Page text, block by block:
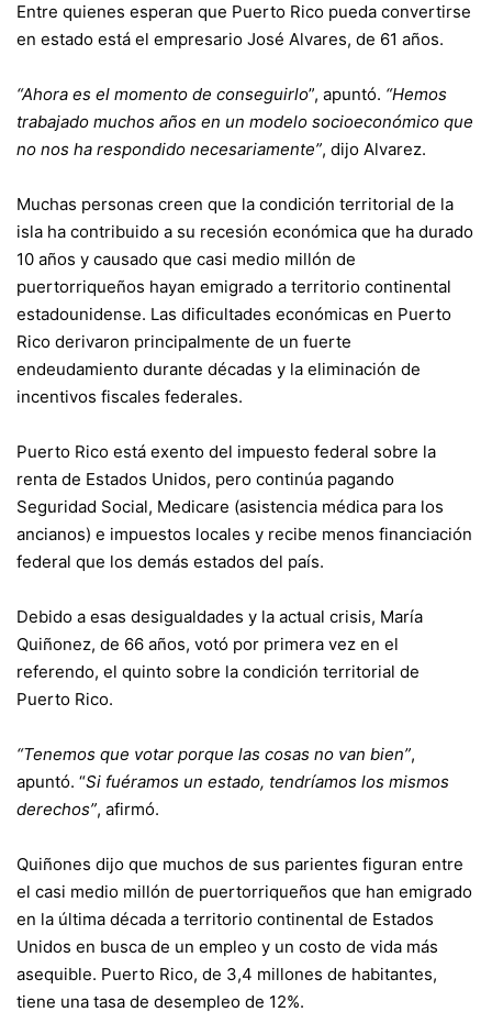
Entre quienes esperan que Puerto Rico pueda convertirse
en estado está el empresario José Alvares, de 61 años.
“Ahora es el momento de conseguirlo”, apuntó. “Hemos
trabajado muchos años en un modelo socioeconómico que
no nos ha respondido necesariamente”, dijo Alvarez.
Muchas personas creen que la condición territorial de la
isla ha contribuido a su recesión económica que ha durado
10 años y causado que casi medio millón de
puertorriqueños hayan emigrado a territorio continental
estadounidense. Las dificultades económicas en Puerto
Rico derivaron principalmente de un fuerte
endeudamiento durante décadas y la eliminación de
incentivos fiscales federales.
Puerto Rico está exento del impuesto federal sobre la
renta de Estados Unidos, pero continúa pagando
Seguridad Social, Medicare (asistencia médica para los
ancianos) e impuestos locales y recibe menos financiación
federal que los demás estados del país.
Debido a esas desigualdades y la actual crisis, María
Quiñonez, de 66 años, votó por primera vez en el
referendo, el quinto sobre la condición territorial de
Puerto Rico.
“Tenemos que votar porque las cosas no van bien”,
apuntó. “Si fuéramos un estado, tendríamos los mismos
derechos”, afirmó.
Quiñones dijo que muchos de sus parientes figuran entre
el casi medio millón de puertorriqueños que han emigrado
en la última década a territorio continental de Estados
Unidos en busca de un empleo y un costo de vida más
asequible. Puerto Rico, de 3,4 millones de habitantes,
tiene una tasa de desempleo de 12%.